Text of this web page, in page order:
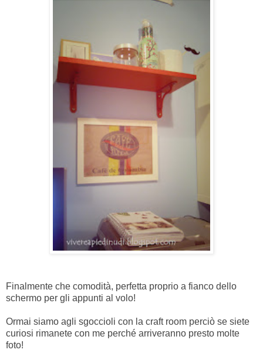
Finalmente che comodità, perfetta proprio a fianco dello
schermo per gli appunti al volo!
Ormai siamo agli sgoccioli con la craft room perciò se siete
curiosi rimanete con me perché arriveranno presto molte
foto!